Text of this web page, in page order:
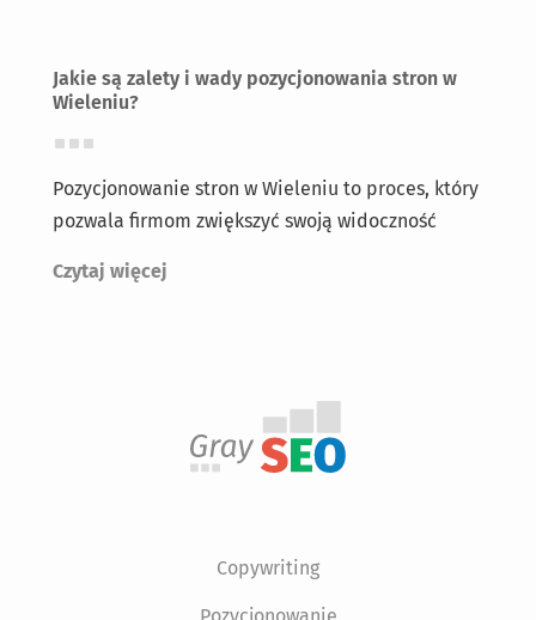
Jakie są zalety i wady pozycjonowania stron w
Wieleniu?
Pozycjonowanie stron w Wieleniu to proces, który
pozwala firmom zwiększyć swoją widoczność
Czytaj więcej
Copywriting
Pozycjonowanie